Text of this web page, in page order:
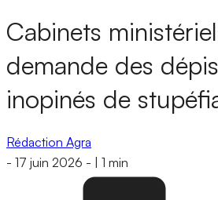
Cabinets
demande des
inopinés de
Rédaction Agra
- 17 juin 2026 - 1 min